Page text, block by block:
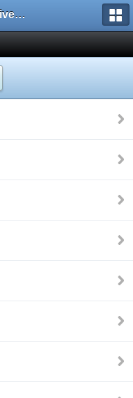
Poésie - Archives de Toute La Poésie - 2005 - 2006